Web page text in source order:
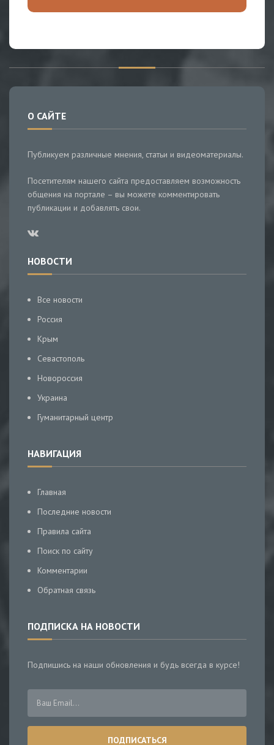
О САЙТЕ
Публикуем различные мнения, статьи и видеоматериалы.
Посетителям нашего сайта предоставляем возможность
общения на портале – вы можете комментировать
публикации и добавлять свои.
НОВОСТИ
Все новости
Россия
Крым
Севастополь
Новороссия
Украина
Гуманитарный центр
НАВИГАЦИЯ
Главная
Последние новости
Правила сайта
Поиск по сайту
Комментарии
Обратная связь
ПОДПИСКА НА НОВОСТИ
Подпишись на наши обновления и будь всегда в курсе!